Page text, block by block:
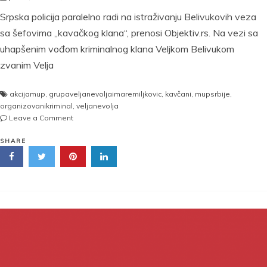
Srpska policija paralelno radi na istraživanju Belivukovih veza
sa šefovima „kavačkog klana“, prenosi Objektiv.rs. Na vezi sa
uhapšenim vođom kriminalnog klana Veljkom Belivukom
zvanim Velja
akcijamup, grupaveljanevoljaimaremiljkovic, kavčani, mupsrbije,
organizovanikriminal, veljanevolja
Leave a Commenton
Mare
i
SHARE